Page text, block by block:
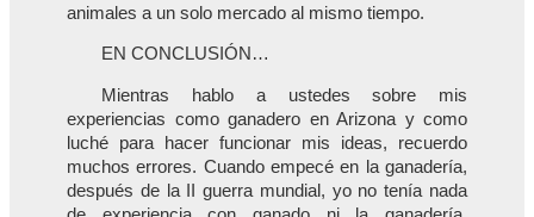
animales a un solo mercado al mismo tiempo.
EN CONCLUSIÓN…
Mientras hablo a ustedes sobre mis
experiencias como ganadero en Arizona y como
luché para hacer funcionar mis ideas, recuerdo
muchos errores. Cuando empecé en la ganadería,
después de la II guerra mundial, yo no tenía nada